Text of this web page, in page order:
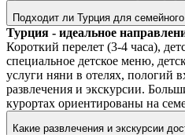
Подходит ли Турция для
Турция - идеальное
Короткий перелет (3-4 часа),
специальное детское меню,
услуги няни в отелях, пологий
развлечения и экскурсии.
курортах ориентированы на
Какие развлечения и экскурсии